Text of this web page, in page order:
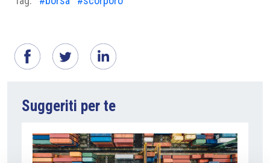
Suggeriti per te